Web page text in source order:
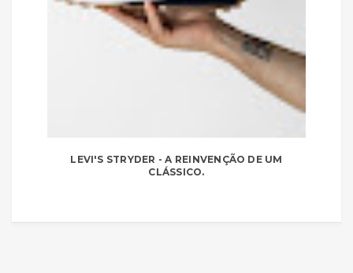
LEVI'S STRYDER - A REINVENÇÃO DE UM
CLÁSSICO.